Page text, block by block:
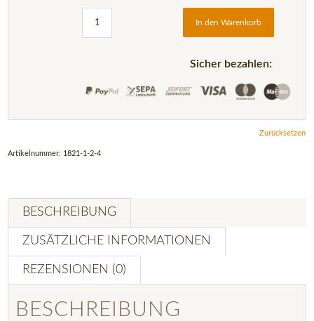
Zurücksetzen
In den Warenkorb
Sicher bezahlen:
Artikelnummer: 1821-1-2-4
BESCHREIBUNG
ZUSÄTZLICHE INFORMATIONEN
REZENSIONEN (0)
BESCHREIBUNG